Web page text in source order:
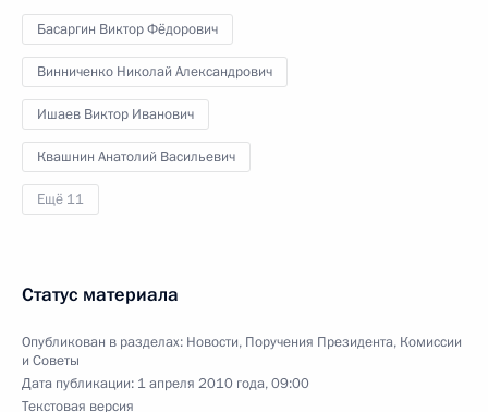
Басаргин Виктор Фёдорович
Винниченко Николай Александрович
Ишаев Виктор Иванович
Квашнин Анатолий Васильевич
Ещё 11
Статус материала
Опубликован в разделах: Новости, Поручения Президента, Комиссии
и Советы
Дата публикации: 1 апреля 2010 года, 09:00
Текстовая версия